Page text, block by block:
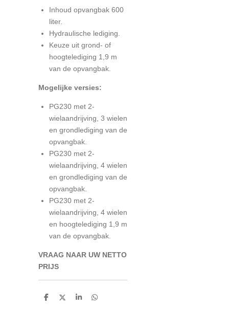
Inhoud opvangbak 600
liter.
Hydraulische lediging.
Keuze uit grond- of
hoogtelediging 1,9 m
van de opvangbak.
Mogelijke versies:
PG230 met 2-
wielaandrijving, 3 wielen
en grondlediging van de
opvangbak.
PG230 met 2-
wielaandrijving, 4 wielen
en grondlediging van de
opvangbak.
PG230 met 2-
wielaandrijving, 4 wielen
en hoogtelediging 1,9 m
van de opvangbak.
VRAAG NAAR UW NETTO
PRIJS
D
D
S
D